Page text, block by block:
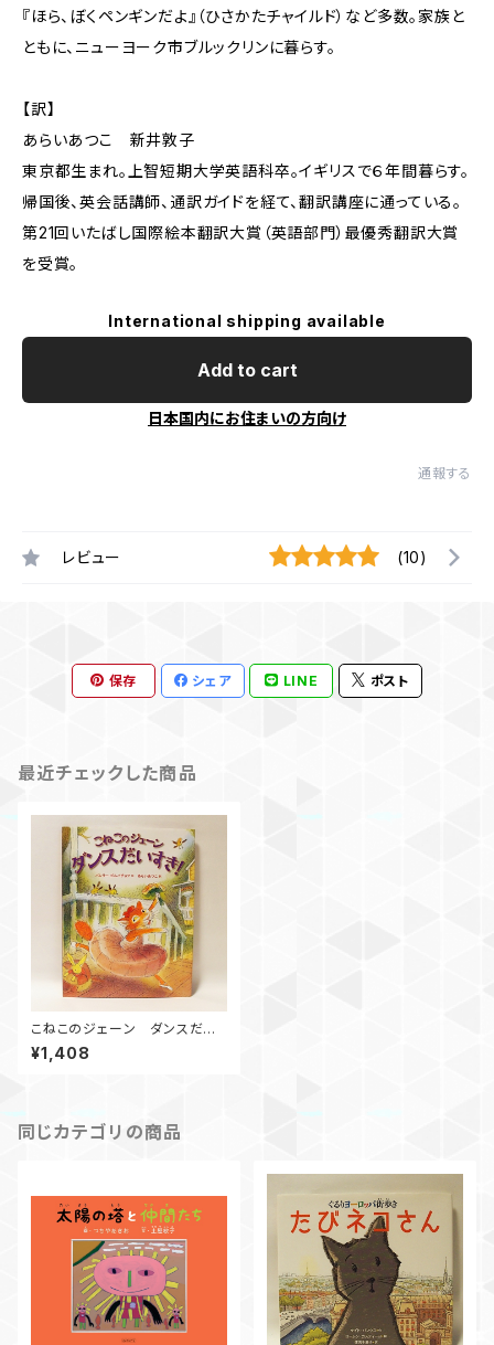
『ほら、ぼくペンギンだよ』（ひさかたチャイルド）など多数。家族と
ともに、ニューヨーク市ブルックリンに暮らす。
【訳】
あらいあつこ 新井敦子
東京都生まれ。上智短期大学英語科卒。イギリスで６年間暮らす。
帰国後、英会話講師、通訳ガイドを経て、翻訳講座に通っている。
第21回いたばし国際絵本翻訳大賞（英語部門）最優秀翻訳大賞
を受賞。
International shipping available
Add to cart
日本国内にお住まいの方向け
通報する
レビュー (10)
保存 シェア LINE ポスト
最近チェックした商品
こねこのジェーン ダンスだい
すき！
¥1,408
同じカテゴリの商品